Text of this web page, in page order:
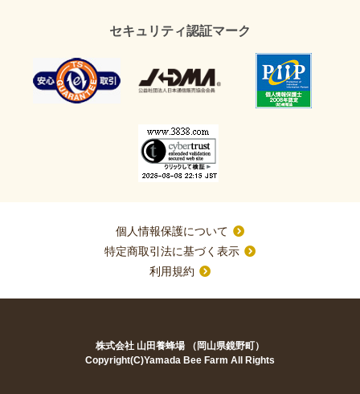
セキュリティ認証マーク
個人情報保護について
特定商取引法に基づく表示
利用規約
株式会社 山田養蜂場 （岡山県鏡野町）
Copyright(C)Yamada Bee Farm All Rights